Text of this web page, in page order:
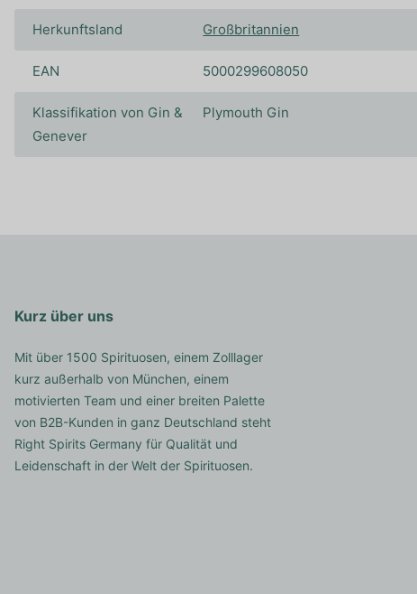
Herkunftsland Großbritannien
EAN 5000299608050
Klassifikation von Gin &
Genever
Plymouth Gin
Kurz über uns
Mit über 1500 Spirituosen, einem Zolllager
kurz außerhalb von München, einem
motivierten Team und einer breiten Palette
von B2B-Kunden in ganz Deutschland steht
Right Spirits Germany für Qualität und
Leidenschaft in der Welt der Spirituosen.